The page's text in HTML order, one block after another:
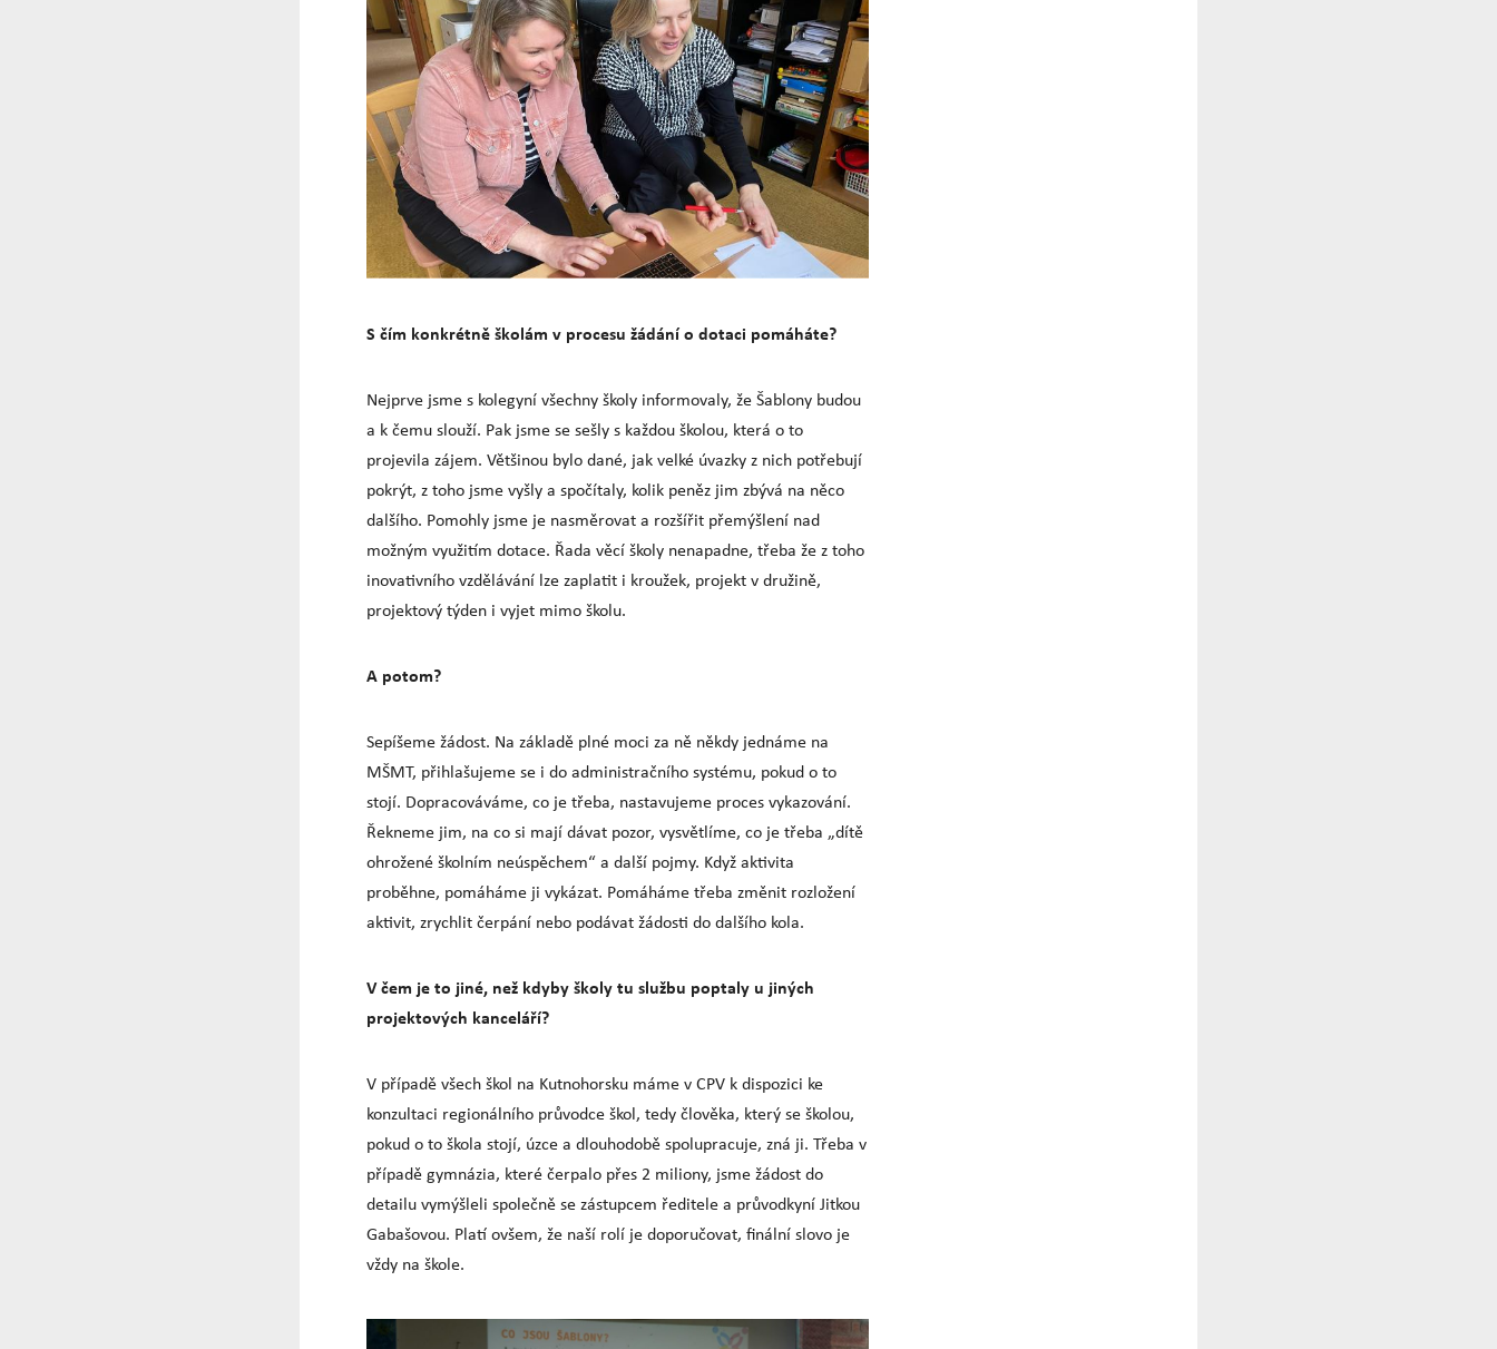
S čím konkrétně školám v procesu žádání o dotaci pomáháte?
Nejprve jsme s kolegyní všechny školy informovaly, že Šablony budou
a k čemu slouží. Pak jsme se sešly s každou školou, která o to
projevila zájem. Většinou bylo dané, jak velké úvazky z nich potřebují
pokrýt, z toho jsme vyšly a spočítaly, kolik peněz jim zbývá na něco
dalšího. Pomohly jsme je nasměrovat a rozšířit přemýšlení nad
možným využitím dotace. Řada věcí školy nenapadne, třeba že z toho
inovativního vzdělávání lze zaplatit i kroužek, projekt v družině,
projektový týden i vyjet mimo školu.
A potom?
Sepíšeme žádost. Na základě plné moci za ně někdy jednáme na
MŠMT, přihlašujeme se i do administračního systému, pokud o to
stojí. Dopracováváme, co je třeba, nastavujeme proces vykazování.
Řekneme jim, na co si mají dávat pozor, vysvětlíme, co je třeba „dítě
ohrožené školním neúspěchem“ a další pojmy. Když aktivita
proběhne, pomáháme ji vykázat. Pomáháme třeba změnit rozložení
aktivit, zrychlit čerpání nebo podávat žádosti do dalšího kola.
V čem je to jiné, než kdyby školy tu službu poptaly u jiných
projektových kanceláří?
V případě všech škol na Kutnohorsku máme v CPV k dispozici ke
konzultaci regionálního průvodce škol, tedy člověka, který se školou,
pokud o to škola stojí, úzce a dlouhodobě spolupracuje, zná ji. Třeba v
případě gymnázia, které čerpalo přes 2 miliony, jsme žádost do
detailu vymýšleli společně se zástupcem ředitele a průvodkyní Jitkou
Gabašovou. Platí ovšem, že naší rolí je doporučovat, finální slovo je
vždy na škole.